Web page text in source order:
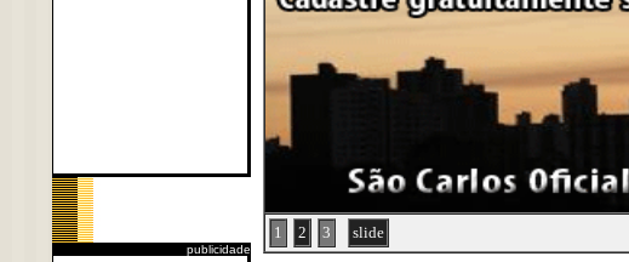
publicidade
1 2 3 slide